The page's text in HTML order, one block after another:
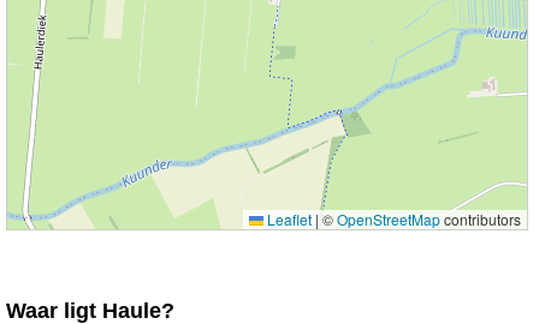
Leaflet |©OpenStreetMapcontributors
Waar ligt Haule?